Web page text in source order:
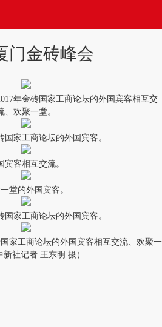
门金砖峰会
年金砖国家工商论坛的外国宾客相互交
、欢聚一堂。
国家工商论坛的外国宾客。
宾客相互交流。
堂的外国宾客。
国家工商论坛的外国宾客。
家工商论坛的外国宾客相互交流、欢聚一
新社记者 王东明 摄）